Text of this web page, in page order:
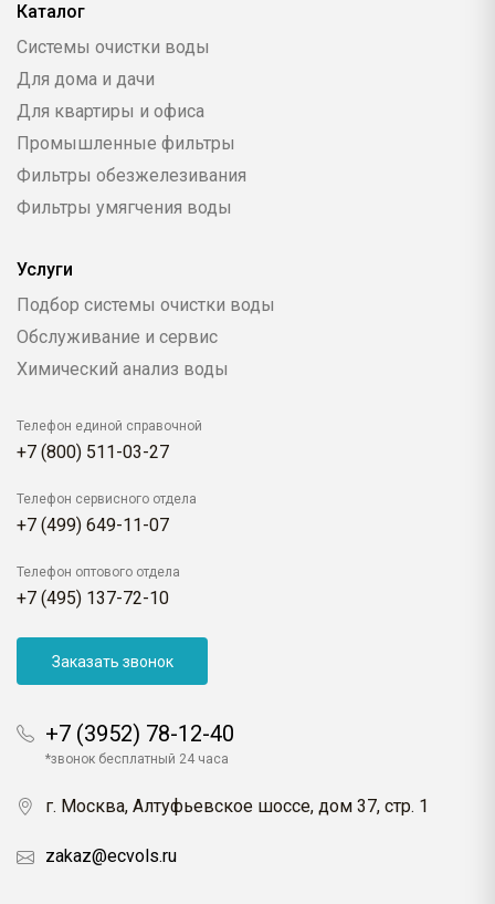
Каталог
Системы очистки воды
Для дома и дачи
Для квартиры и офиса
Промышленные фильтры
Фильтры обезжелезивания
Фильтры умягчения воды
Услуги
Подбор системы очистки воды
Обслуживание и сервис
Химический анализ воды
Телефон единой справочной
+7 (800) 511-03-27
Телефон сервисного отдела
+7 (499) 649-11-07
Телефон оптового отдела
+7 (495) 137-72-10
Заказать звонок
+7 (3952) 78-12-40
*звонок бесплатный 24 часа
г. Москва, Алтуфьевское шоссе, дом 37, стр. 1
zakaz@ecvols.ru